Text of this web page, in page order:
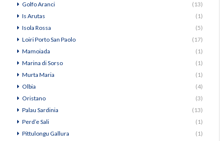
Golfo Aranci
(13)
Is Arutas
(1)
Isola Rossa
(5)
Loiri Porto San Paolo
(17)
Mamoiada
(1)
Marina di Sorso
(1)
Murta Maria
(1)
Olbia
(4)
Oristano
(3)
Palau Sardinia
(13)
Perd’e Sali
(1)
Pittulongu Gallura
(1)